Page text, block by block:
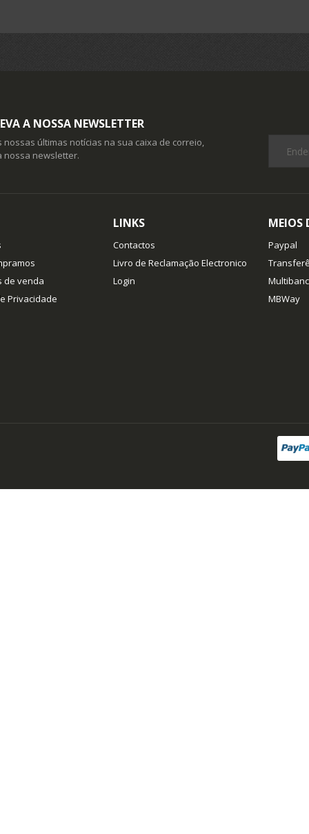
A NOSSA NEWSLETTER
nossas últimas notícias na sua caixa de correio,
nossa newsletter.
de venda
Privacidade
LINKS
Contactos
Livro de Reclamação Electronico
Login
MEIOS
Paypal
MBWay